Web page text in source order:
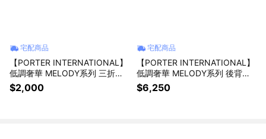
宅配商品
【PORTER INTERNATIONAL】
低調奢華 MELODY系列 三折零
錢短夾(藍色)
$2,000
宅配商品
【PORTER INTERNATIONAL】
低調奢華 MELODY系列 後背包
(藍色)
$6,250